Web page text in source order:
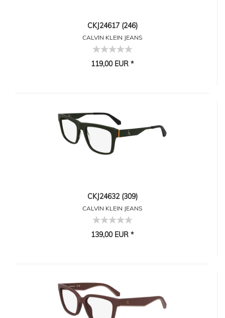
CKJ24617 (246)
CALVIN KLEIN JEANS
119,00 EUR *
CKJ24632 (309)
CALVIN KLEIN JEANS
139,00 EUR *